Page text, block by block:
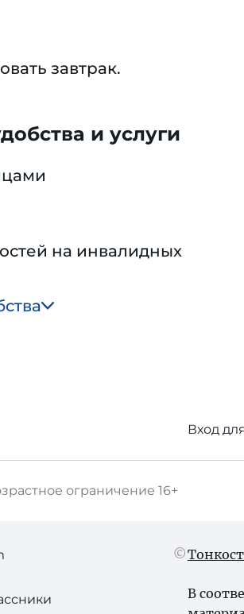
завтрак.
и услуги
на инвалидных
Вход
ограничение 16+
В